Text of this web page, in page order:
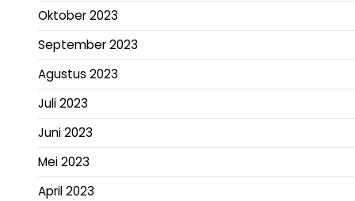
Oktober 2023
September 2023
Agustus 2023
Juli 2023
Juni 2023
Mei 2023
April 2023